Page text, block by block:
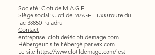
Société: Clotilde M.A.G.E.
Siège social: Clotilde MAGE - 1300 route du
lac 38850 Paladru
Contact
entreprise: clotilde@clotildemage.com
Hébergeur: site hébergé par wix.com
Le site https://www.clotildemage.com/est